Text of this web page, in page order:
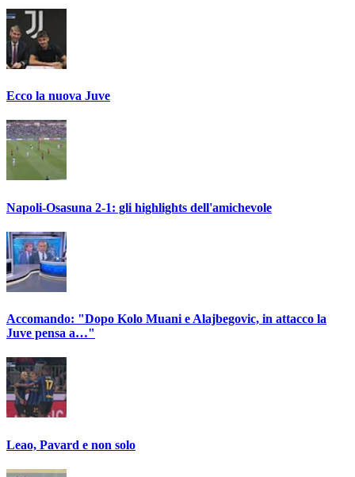
Ecco la nuova Juve
Napoli-Osasuna 2-1: gli highlights dell'amichevole
Accomando: "Dopo Kolo Muani e Alajbegovic, in attacco la
Juve pensa a…"
Leao, Pavard e non solo